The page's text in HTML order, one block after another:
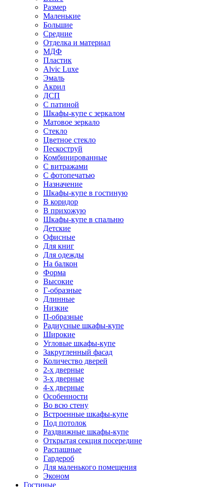
Размер
Маленькие
Большие
Средние
Отделка и материал
МДФ
Пластик
Alvic Luxe
Эмаль
Акрил
ДСП
С патиной
Шкафы-купе с зеркалом
Матовое зеркало
Стекло
Цветное стекло
Пескоструй
Комбинированные
С витражами
С фотопечатью
Назначение
Шкафы-купе в гостиную
В коридор
В прихожую
Шкафы-купе в спальню
Детские
Офисные
Для книг
Для одежды
На балкон
Форма
Высокие
Г-образные
Длинные
Низкие
П-образные
Радиусные шкафы-купе
Широкие
Угловые шкафы-купе
Закругленный фасад
Количество дверей
2-х дверные
3-х дверные
4-х дверные
Особенности
Во всю стену
Встроенные шкафы-купе
Под потолок
Раздвижные шкафы-купе
Открытая секция посередине
Распашные
Гардероб
Для маленького помещения
Эконом
Гостиные